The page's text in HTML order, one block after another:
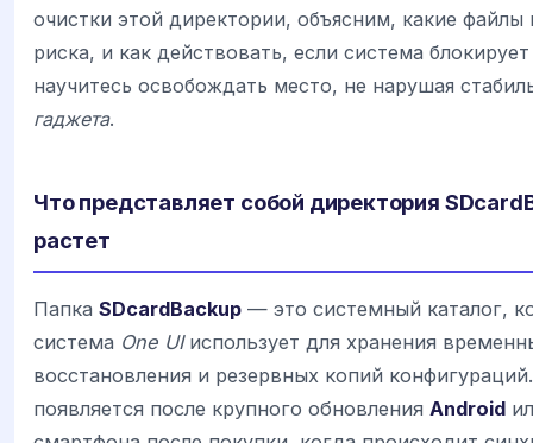
очистки этой директории, объясним, какие файлы
риска, и как действовать, если система
научитесь освобождать место, не нарушая
гаджета.
Что представляет собой директория
растет
Папка SDcardBackup — это системный каталог,
система One UIиспользует для хранения
восстановления и резервных копий
появляется после крупного обновления Android